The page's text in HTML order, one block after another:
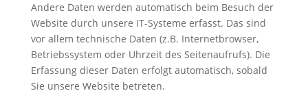
Andere Daten werden automatisch beim Besuch der
Website durch unsere IT-Systeme erfasst. Das sind
vor allem technische Daten (z.B. Internetbrowser,
Betriebssystem oder Uhrzeit des Seitenaufrufs). Die
Erfassung dieser Daten erfolgt automatisch, sobald
Sie unsere Website betreten.